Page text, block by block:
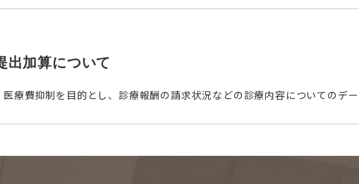
出加算について
療費抑制を目的とし、診療報酬の請求状況などの診療内容についてのデ